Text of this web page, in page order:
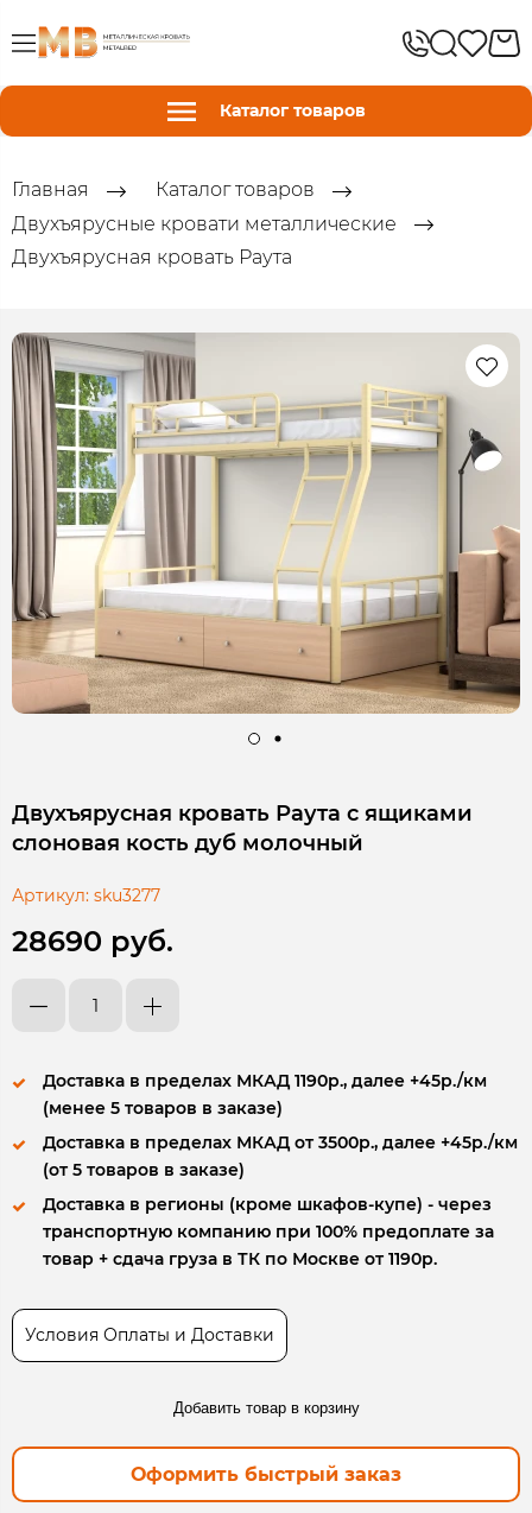
Каталог товаров
Главная
Каталог товаров
Двухъярусные кровати металлические
Двухъярусная кровать Раута
Двухъярусная кровать Раута с ящиками
слоновая кость дуб молочный
Артикул: sku3277
28690 руб.
Доставка в пределах МКАД 1190р., далее +45р./км
(менее 5 товаров в заказе)
Доставка в пределах МКАД от 3500р., далее +45р./км
(от 5 товаров в заказе)
Доставка в регионы (кроме шкафов-купе) - через
транспортную компанию при 100% предоплате за
товар + сдача груза в ТК по Москве от 1190р.
Условия Оплаты и Доставки
Добавить товар в корзину
Оформить быстрый заказ